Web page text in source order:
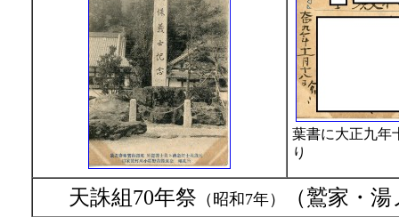
葉書に大正九年
り
天誅組70年祭 （昭和7年） （鷲家・